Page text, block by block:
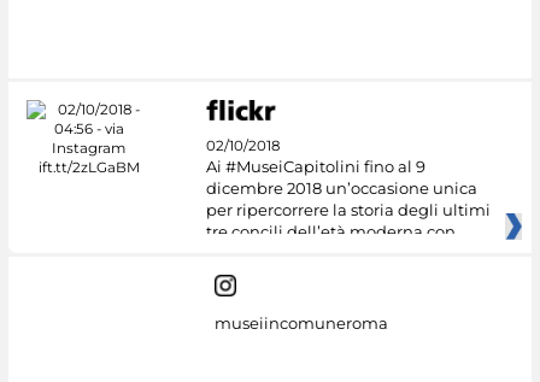
02/10/2018
Ai #MuseiCapitolini fino al 9
dicembre 2018 un’occasione unica
per ripercorrere la storia degli ultimi
tre concili dell’età moderna con
museiincomuneroma